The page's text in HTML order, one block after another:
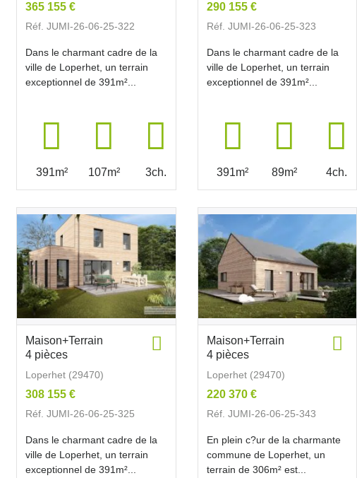
365 155 €
Réf. JUMI-26-06-25-322
Dans le charmant cadre de la
ville de Loperhet, un terrain
exceptionnel de 391m²...
391m² 107m² 3ch.
290 155 €
Réf. JUMI-26-06-25-323
Dans le charmant cadre de la
ville de Loperhet, un terrain
exceptionnel de 391m²...
391m² 89m² 4ch.
Maison+Terrain
4 pièces
Loperhet (29470)
308 155 €
Réf. JUMI-26-06-25-325
Dans le charmant cadre de la
ville de Loperhet, un terrain
exceptionnel de 391m²...
Maison+Terrain
4 pièces
Loperhet (29470)
220 370 €
Réf. JUMI-26-06-25-343
En plein c?ur de la charmante
commune de Loperhet, un
terrain de 306m² est...